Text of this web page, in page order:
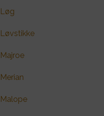
Løg
Løvstikke
Majroe
Merian
Malope